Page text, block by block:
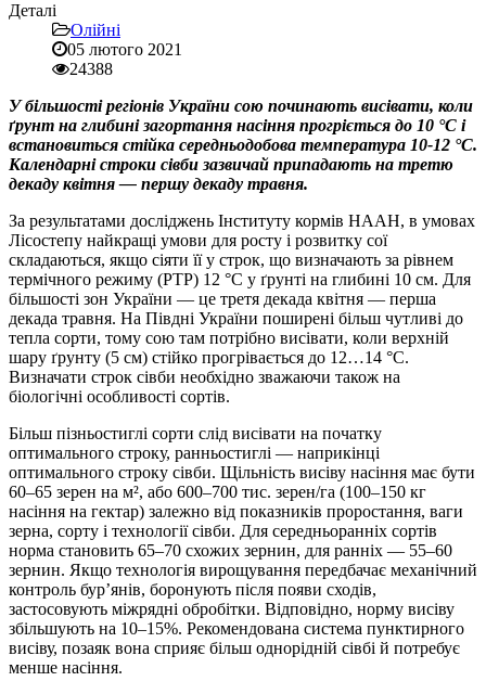
Деталі
Олійні
05 лютого 2021
24388
У більшості регіонів України сою починають висівати, коли
ґрунт на глибині загортання насіння прогріється до 10 °C і
встановиться стійка середньодобова температура 10-12 °C.
Календарні строки сівби зазвичай припадають на третю
декаду квітня — першу декаду травня.
За результатами досліджень Інституту кормів НААН, в умовах
Лісостепу найкращі умови для росту і розвитку сої
складаються, якщо сіяти її у строк, що визначають за рівнем
термічного режиму (РТР) 12 °C у ґрунті на глибині 10 см. Для
більшості зон України — це третя декада квітня — перша
декада травня. На Півдні України поширені більш чутливі до
тепла сорти, тому сою там потрібно висівати, коли верхній
шару ґрунту (5 см) стійко прогрівається до 12…14 °C.
Визначати строк сівби необхідно зважаючи також на
біологічні особливості сортів.
Більш пізньостиглі сорти слід висівати на початку
оптимального строку, ранньостиглі — наприкінці
оптимального строку сівби. Щільність висіву насіння має бути
60–65 зерен на м², або 600–700 тис. зерен/га (100–150 кг
насіння на гектар) залежно від показників проростання, ваги
зерна, сорту і технології сівби. Для середньоранніх сортів
норма становить 65–70 схожих зернин, для ранніх — 55–60
зернин. Якщо технологія вирощування передбачає механічний
контроль бур’янів, боронують після появи сходів,
застосовують міжрядні обробітки. Відповідно, норму висіву
збільшують на 10–15%. Рекомендована система пунктирного
висіву, позаяк вона сприяє більш однорідній сівбі й потребує
менше насіння.